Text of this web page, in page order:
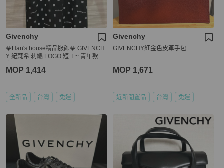
Givenchy
💎Han's house精品服飾💎 GIVENCH
Y 紀梵希 刺繡 LOGO 短 T ~ 青年款=
MOP 1,414
全新品 台灣 免運
Givenchy
GIVENCHY紅金色皮革手包
MOP 1,671
近新閒置品 台灣 免運